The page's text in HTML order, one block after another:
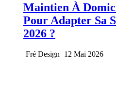
Maintien À
Pour Adapter Sa
2026 ?
Fré Design 12 Mai 2026